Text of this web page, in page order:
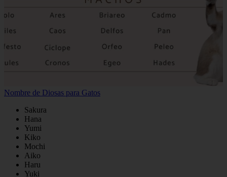
Nombre de Diosas para Gatos
Sakura
Hana
Yumi
Kiko
Mochi
Aiko
Haru
Yuki